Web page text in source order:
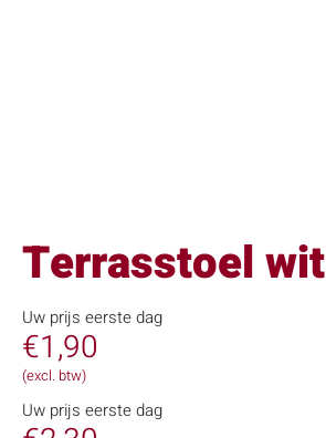
Terrasstoel wit
Uw prijs eerste dag
€1,90
(excl. btw)
Uw prijs eerste dag